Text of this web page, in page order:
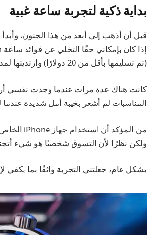
بداية ذكية لتجربة ساعة غبية
قبل أن أذهب إلى أبعد من هذا الجنون،
(تم تسليمها بأقل من 20 دولارًا) وارتديتها لمدة أسبوع.
المناسبات لم أشعر بخيبة أمل شديدة
ولكن نظرًا لأن التسوق شخصيًا هو شيء
بشكل عام، جعلتني التجربة واثقًا بما